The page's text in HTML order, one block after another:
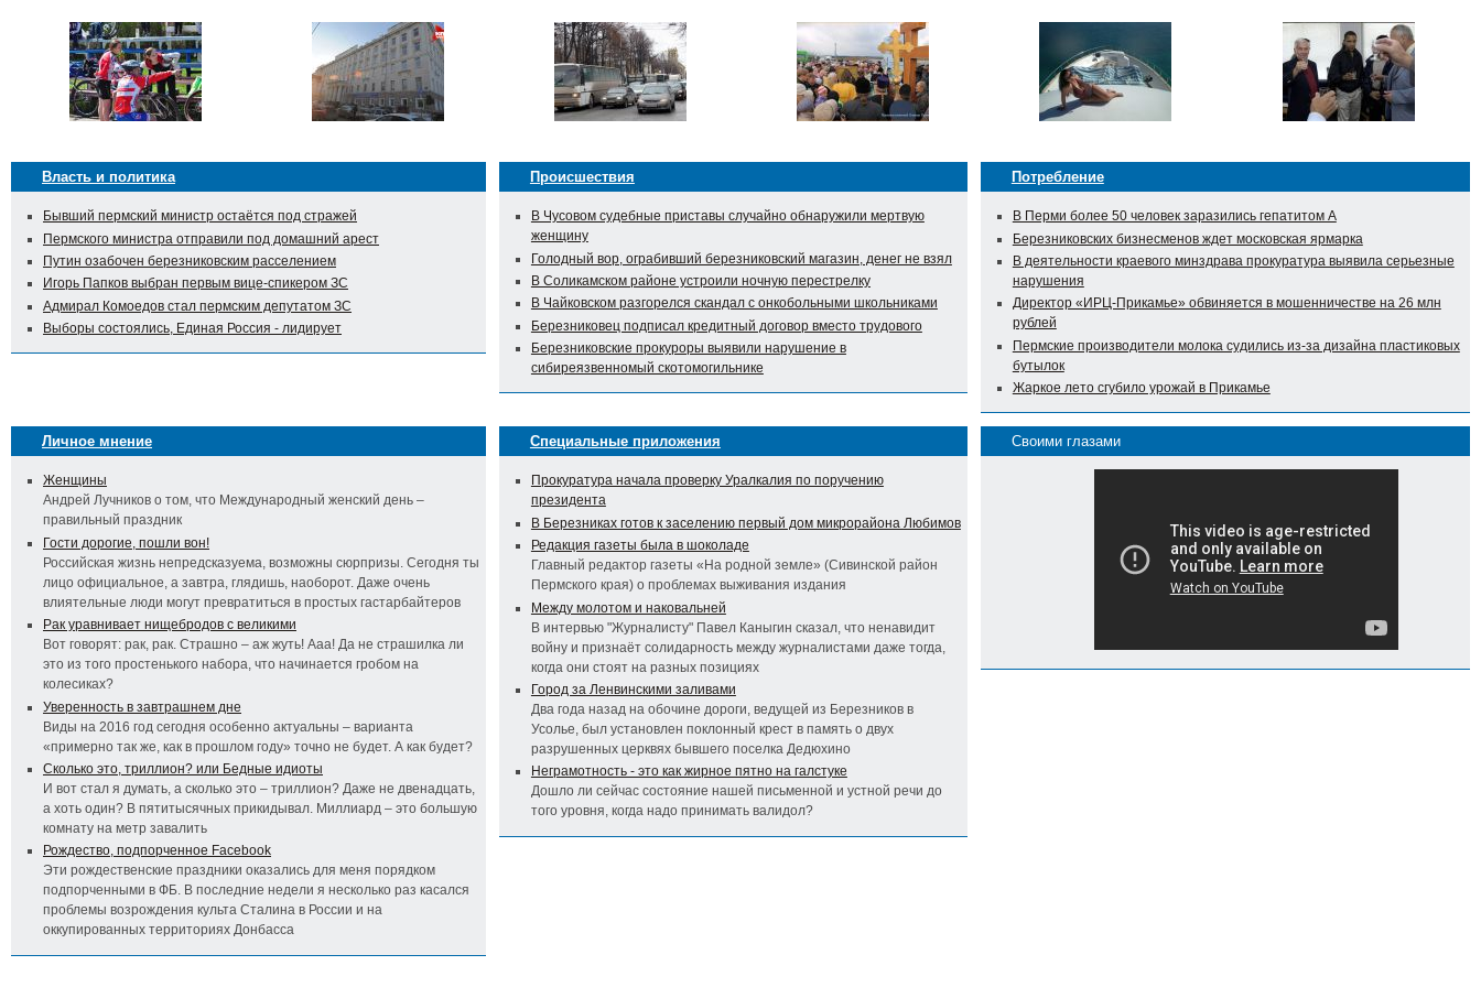
Власть и политика
Бывший пермский министр остаётся под стражей
Пермского министра отправили под домашний арест
Путин озабочен березниковским расселением
Игорь Папков выбран первым вице-спикером ЗС
Адмирал Комоедов стал пермским депутатом ЗС
Выборы состоялись, Единая Россия - лидирует
Происшествия
В Чусовом судебные приставы случайно обнаружили мертвую
женщину
Голодный вор, ограбивший березниковский магазин, денег не взял
В Соликамском районе устроили ночную перестрелку
В Чайковском разгорелся скандал с онкобольными школьниками
Березниковец подписал кредитный договор вместо трудового
Березниковские прокуроры выявили нарушение в
сибиреязвенномый скотомогильнике
Потребление
В Перми более 50 человек заразились гепатитом А
Березниковских бизнесменов ждет московская ярмарка
В деятельности краевого минздрава прокуратура выявила серьезные
нарушения
Директор «ИРЦ-Прикамье» обвиняется в мошенничестве на 26 млн
рублей
Пермские производители молока судились из-за дизайна пластиковых
бутылок
Жаркое лето сгубило урожай в Прикамье
Личное мнение
Женщины
Андрей Лучников о том, что Международный женский день –
правильный праздник
Гости дорогие, пошли вон!
Российская жизнь непредсказуема, возможны сюрпризы. Сегодня ты
лицо официальное, а завтра, глядишь, наоборот. Даже очень
влиятельные люди могут превратиться в простых гастарбайтеров
Рак уравнивает нищебродов с великими
Вот говорят: рак, рак. Страшно – аж жуть! Ааа! Да не страшилка ли
это из того простенького набора, что начинается гробом на
колесиках?
Уверенность в завтрашнем дне
Виды на 2016 год сегодня особенно актуальны – варианта
«примерно так же, как в прошлом году» точно не будет. А как будет?
Сколько это, триллион? или Бедные идиоты
И вот стал я думать, а сколько это – триллион? Даже не двенадцать,
а хоть один? В пятитысячных прикидывал. Миллиард – это большую
комнату на метр завалить
Рождество, подпорченное Facebook
Эти рождественские праздники оказались для меня порядком
подпорченными в ФБ. В последние недели я несколько раз касался
проблемы возрождения культа Сталина в России и на
оккупированных территориях Донбасса
Специальные приложения
Прокуратура начала проверку Уралкалия по поручению
президента
В Березниках готов к заселению первый дом микрорайона Любимов
Редакция газеты была в шоколаде
Главный редактор газеты «На родной земле» (Сивинской район
Пермского края) о проблемах выживания издания
Между молотом и наковальней
В интервью "Журналисту" Павел Каныгин сказал, что ненавидит
войну и признаёт солидарность между журналистами даже тогда,
когда они стоят на разных позициях
Город за Ленвинскими заливами
Два года назад на обочине дороги, ведущей из Березников в
Усолье, был установлен поклонный крест в память о двух
разрушенных церквях бывшего поселка Дедюхино
Неграмотность - это как жирное пятно на галстуке
Дошло ли сейчас состояние нашей письменной и устной речи до
того уровня, когда надо принимать валидол?
Своими глазами